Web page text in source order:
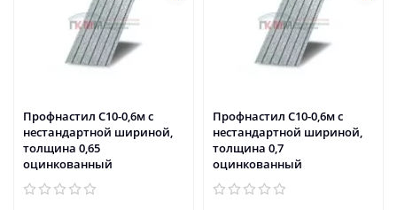
Профнастил С10-0,6м с
нестандартной шириной,
толщина 0,65
оцинкованный
Профнастил С10-0,6м с
нестандартной шириной,
толщина 0,7
оцинкованный